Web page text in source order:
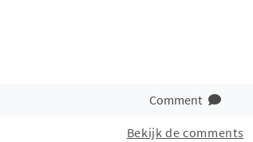
Comment
Bekijk de comments